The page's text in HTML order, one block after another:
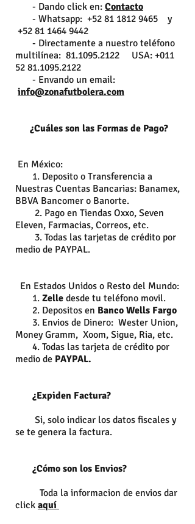
- Dando click en: Contacto
- Whatsapp: +52 81 1812 9465 y
+52 81 1464 9442
- Directamente a nuestro teléfono
multilínea: 81.1095.2122 USA: +011
52 81.1095.2122
- Envando un email:
info@zonafutbolera.com
¿Cuáles son las Formas de Pago?
En México:
1. Deposito o Transferencia a
Nuestras Cuentas Bancarias: Banamex,
BBVA Bancomer o Banorte.
2. Pago en Tiendas Oxxo, Seven
Eleven, Farmacias, Correos, etc.
3. Todas las tarjetas de crédito por
medio de PAYPAL.
En Estados Unidos o Resto del Mundo:
1. Zelle desde tu teléfono movil.
2. Depositos en Banco Wells Fargo
3. Envios de Dinero: Wester Union,
Money Gramm, Xoom, Sigue, Ria, etc.
4. Todas las tarjeta de crédito por
medio de PAYPAL.
¿Expiden Factura?
Si, solo indicar los datos fiscales y
se te genera la factura.
¿Cómo son los Envios?
Toda la informacion de envios dar
click aquí